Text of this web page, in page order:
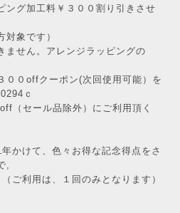
ング加工料￥３００割り引きさせ
対象です）
せん。アレンジラッピングの
０offクーポン(次回使用可能）を
ｃ
（セール品除外）にご利用頂く
かけて、色々お得な記念得点をさ
,
ご利用は、１回のみとなります）